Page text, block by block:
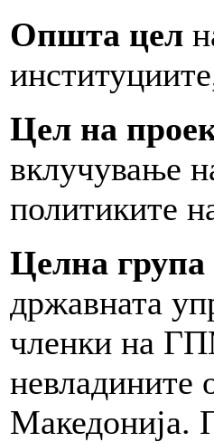
Општа цел
Цел на
вклучување
политиките
Целна група
државната
членки на
невладините
Македонија.